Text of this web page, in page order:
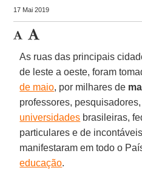
17 Mai 2019
As ruas das principais
de leste a oeste, foram
de maio, por milhares de
professores,
universidades brasileiras,
particulares e de
manifestaram em todo o
educação.